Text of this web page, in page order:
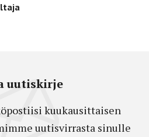
uutiskirje
kuukausittaisen
uutisvirrasta sinulle